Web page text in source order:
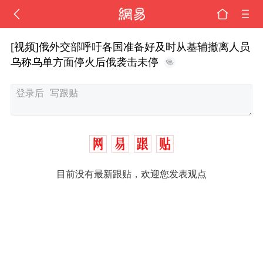
[视频]俄外交部呼吁各国准备好及时从基辅撤离人员
乌称乌单方面停火后俄袭击未停
目前没有最新跟贴，欢迎您发表观点